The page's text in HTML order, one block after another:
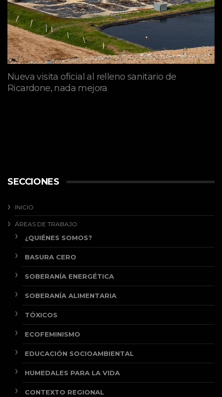
Nueva visita oficial al relleno sanitario de
Ricardone, nada mejora
SECCIONES
INICIO
ÁREAS DE TRABAJO
¿QUIÉNES SOMOS?
BASURA CERO
SOBERANÍA ENERGÉTICA
SOBERANÍA ALIMENTARIA
TÓXICOS
ECOFEMINISMO
EDUCACIÓN SOCIOAMBIENTAL
HUMEDALES PARA LA VIDA
CONTEXTO REGIONAL